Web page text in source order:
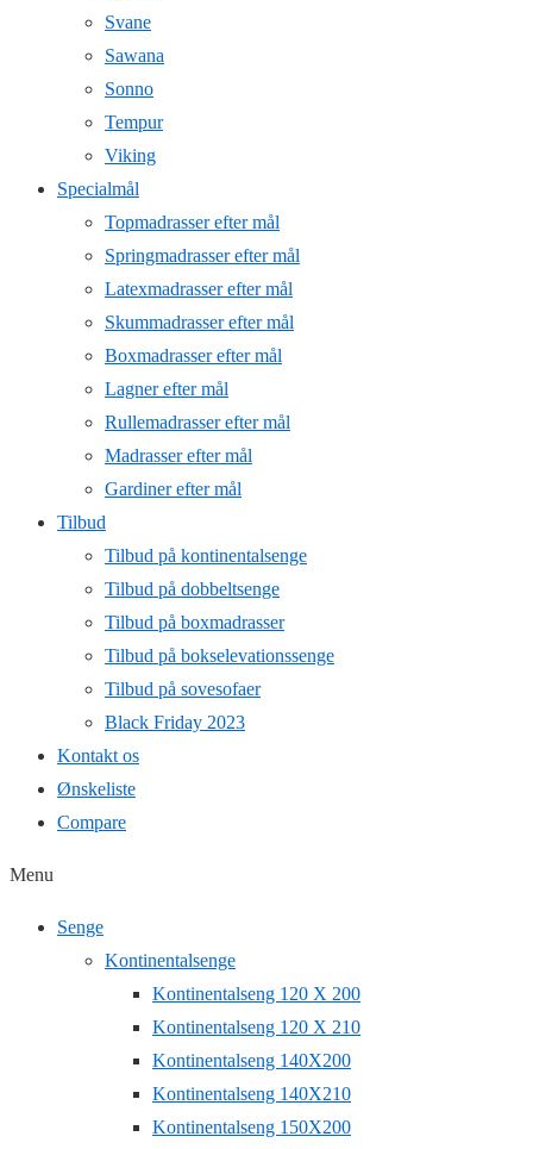
Svane
Sawana
Sonno
Tempur
Viking
Specialmål
Topmadrasser efter mål
Springmadrasser efter mål
Latexmadrasser efter mål
Skummadrasser efter mål
Boxmadrasser efter mål
Lagner efter mål
Rullemadrasser efter mål
Madrasser efter mål
Gardiner efter mål
Tilbud
Tilbud på kontinentalsenge
Tilbud på dobbeltsenge
Tilbud på boxmadrasser
Tilbud på bokselevationssenge
Tilbud på sovesofaer
Black Friday 2023
Kontakt os
Ønskeliste
Compare
Menu
Senge
Kontinentalsenge
Kontinentalseng 120 X 200
Kontinentalseng 120 X 210
Kontinentalseng 140X200
Kontinentalseng 140X210
Kontinentalseng 150X200